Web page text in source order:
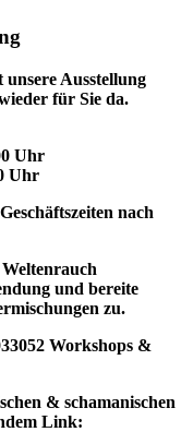
unsere Ausstellung
für Sie da.
Uhr
Uhr
nach
und bereite
zu.
Workshops &
& schamanischen
Link: